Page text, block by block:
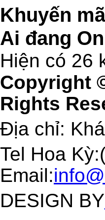
Khuyến
Ai đang
Hiện có 26
Copyright
Rights
Địa chỉ:
Tel Hoa
Email:
DESIGN BY